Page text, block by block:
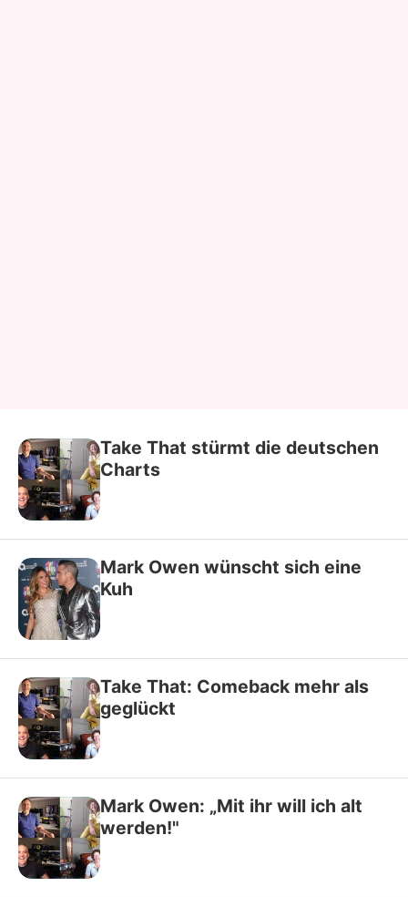
Take That stürmt die deutschen
Charts
Mark Owen wünscht sich eine
Kuh
Take That: Comeback mehr als
geglückt
Mark Owen: „Mit ihr will ich alt
werden!"